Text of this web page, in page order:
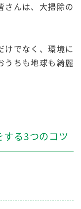
さんは、大掃除の
けでなく、環境に
うちも地球も綺麗
る3つのコツ